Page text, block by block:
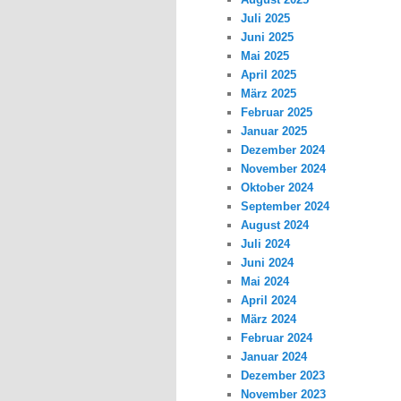
Juli 2025
Juni 2025
Mai 2025
April 2025
März 2025
Februar 2025
Januar 2025
Dezember 2024
November 2024
Oktober 2024
September 2024
August 2024
Juli 2024
Juni 2024
Mai 2024
April 2024
März 2024
Februar 2024
Januar 2024
Dezember 2023
November 2023